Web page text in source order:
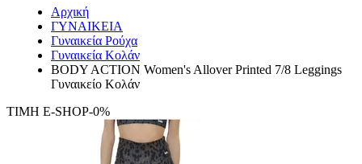
Αρχική
ΓΥΝΑΙΚΕΙΑ
Γυναικεία Ρούχα
Γυναικεία Κολάν
BODY ACTION Women's Allover Printed 7/8 Leggings
Γυναικείο Κολάν
ΤΙΜΗ E-SHOP-0%